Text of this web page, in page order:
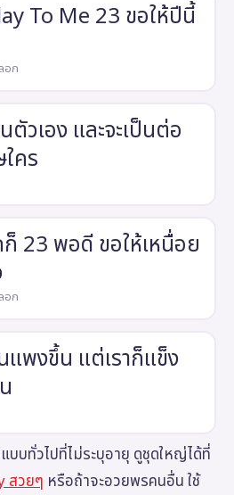
To Me 23 ขอให้ปีนี้
อก
วเอง และจะเป็นต่อ
คร
23 พอดี ขอให้เหนื่อย
อก
แพงขึ้น แต่เราก็แข็ง
บบทั่วไปที่ไม่ระบุอายุ ดูชุดใหญ่ได้ที่
สวยๆ หรือถ้าจะอวยพรคนอื่น ใช้